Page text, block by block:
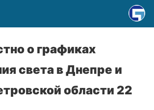
о графиках
света в Днепре и
области 22